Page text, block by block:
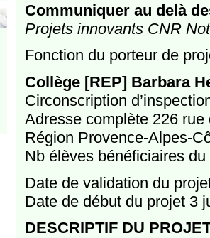
Communiquer au delà
Projets innovants CNR
Fonction du porteur de
Collège [REP] Barbara
Circonscription
Adresse complète 226 rue
Région Provence-Alpes-
Nb élèves bénéficiaires
Date de validation du
Date de début du projet 3
DESCRIPTIF DU